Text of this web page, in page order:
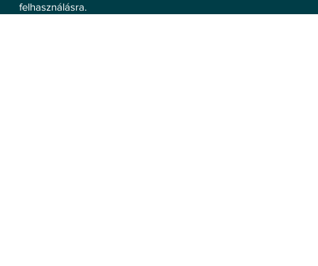
felhasználásra.